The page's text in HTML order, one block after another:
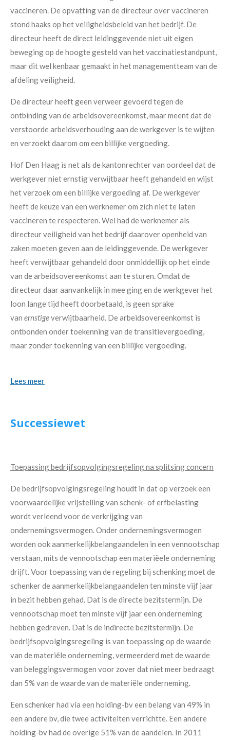
vaccineren. De opvatting van de directeur over vaccineren
stond haaks op het veiligheidsbeleid van het bedrijf. De
directeur heeft de direct leidinggevende niet uit eigen
beweging op de hoogte gesteld van het vaccinatiestandpunt,
maar dit wel kenbaar gemaakt in het managementteam van de
afdeling veiligheid.
De directeur heeft geen verweer gevoerd tegen de
ontbinding van de arbeidsovereenkomst, maar meent dat de
verstoorde arbeidsverhouding aan de werkgever is te wijten
en verzoekt daarom om een billijke vergoeding.
Hof Den Haag is net als de kantonrechter van oordeel dat de
werkgever niet ernstig verwijtbaar heeft gehandeld en wijst
het verzoek om een billijke vergoeding af. De werkgever
heeft de keuze van een werknemer om zich niet te laten
vaccineren te respecteren. Wel had de werknemer als
directeur veiligheid van het bedrijf daarover openheid van
zaken moeten geven aan de leidinggevende. De werkgever
heeft verwijtbaar gehandeld door onmiddellijk op het einde
van de arbeidsovereenkomst aan te sturen. Omdat de
directeur daar aanvankelijk in mee ging en de werkgever het
loon lange tijd heeft doorbetaald, is geen sprake
van ernstigeverwijtbaarheid. De arbeidsovereenkomst is
ontbonden onder toekenning van de transitievergoeding,
maar zonder toekenning van een billijke vergoeding.
Lees meer
Successiewet
Toepassing bedrijfsopvolgingsregeling na splitsing concern
De bedrijfsopvolgingsregeling houdt in dat op verzoek een
voorwaardelijke vrijstelling van schenk- of erfbelasting
wordt verleend voor de verkrijging van
ondernemingsvermogen. Onder ondernemingsvermogen
worden ook aanmerkelijkbelangaandelen in een vennootschap
verstaan, mits de vennootschap een materiëele onderneming
drijft. Voor toepassing van de regeling bij schenking moet de
schenker de aanmerkelijkbelangaandelen ten minste vijf jaar
in bezit hebben gehad. Dat is de directe bezitstermijn. De
vennootschap moet ten minste vijf jaar een onderneming
hebben gedreven. Dat is de indirecte bezitstermijn. De
bedrijfsopvolgingsregeling is van toepassing op de waarde
van de materiële onderneming, vermeerderd met de waarde
van beleggingsvermogen voor zover dat niet meer bedraagt
dan 5% van de waarde van de materiële onderneming.
Een schenker had via een holding-bv een belang van 49% in
een andere bv, die twee activiteiten verrichtte. Een andere
holding-bv had de overige 51% van de aandelen. In 2011